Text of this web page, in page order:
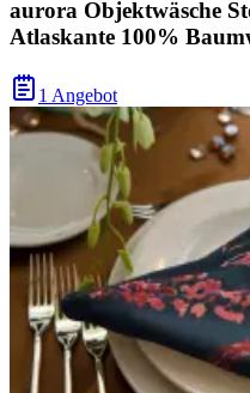
aurora Objektwäsche
Atlaskante 100%
1 Angebot